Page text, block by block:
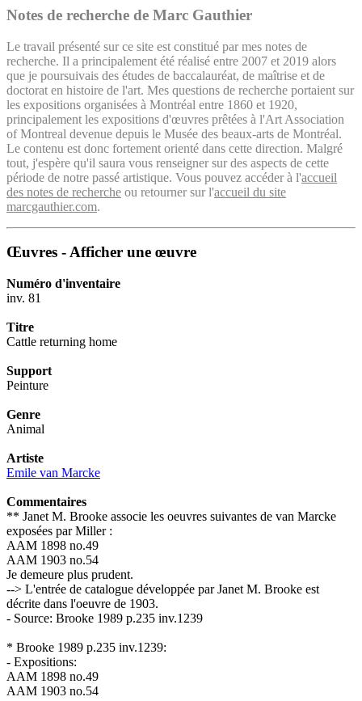
Notes de recherche de Marc Gauthier
Le travail présenté sur ce site est constitué par mes notes de
recherche. Il a principalement été réalisé entre 2007 et 2019 alors
que je poursuivais des études de baccalauréat, de maîtrise et de
doctorat en histoire de l'art. Mes questions de recherche portaient sur
les expositions organisées à Montréal entre 1860 et 1920,
principalement les expositions d'œuvres prêtées à l'Art Association
of Montreal devenue depuis le Musée des beaux-arts de Montréal.
Le contenu est donc fortement orienté dans cette direction. Malgré
tout, j'espère qu'il saura vous renseigner sur des aspects de cette
période de notre passé artistique. Vous pouvez accéder à l'accueil
des notes de recherche ou retourner sur l'accueil du site
marcgauthier.com.
Œuvres - Afficher une œuvre
Numéro d'inventaire
inv. 81
Titre
Cattle returning home
Support
Peinture
Genre
Animal
Artiste
Emile van Marcke
Commentaires
** Janet M. Brooke associe les oeuvres suivantes de van Marcke
exposées par Miller :
AAM 1898 no.49
AAM 1903 no.54
Je demeure plus prudent.
--> L'entrée de catalogue développée par Janet M. Brooke est
décrite dans l'oeuvre de 1903.
- Source: Brooke 1989 p.235 inv.1239
* Brooke 1989 p.235 inv.1239:
- Expositions:
AAM 1898 no.49
AAM 1903 no.54